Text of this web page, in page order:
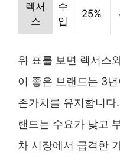
렉서
스
수
입
25%
위 표를 보면 렉서스
이 좋은 브랜드는 3
존가치를 유지합니
랜드는 수요가 낮고
차 시장에서 급격한